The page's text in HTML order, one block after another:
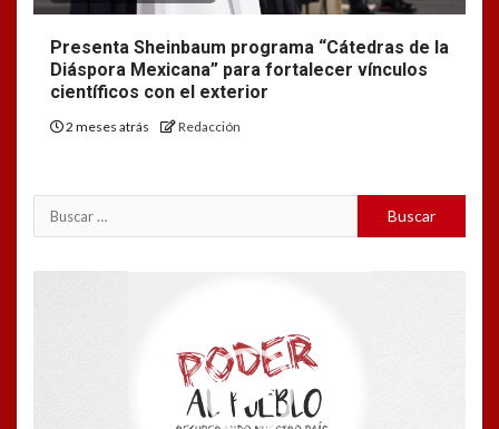
Presenta Sheinbaum programa “Cátedras de la
Diáspora Mexicana” para fortalecer vínculos
científicos con el exterior
2 meses atrás Redacción